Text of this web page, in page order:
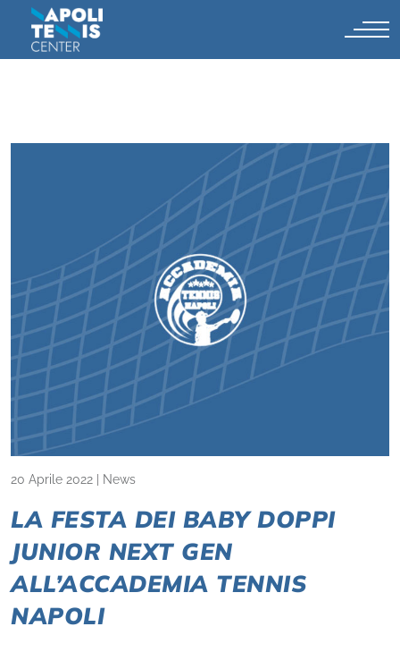
20 Aprile 2022 News
LA FESTA DEI BABY DOPPI
JUNIOR NEXT GEN
ALL’ACCADEMIA TENNIS
NAPOLI